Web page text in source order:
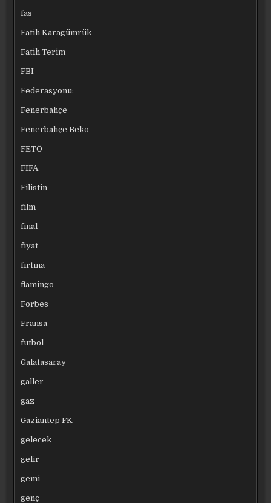
fas
Fatih Karagümrük
Fatih Terim
FBI
Federasyonu:
Fenerbahçe
Fenerbahçe Beko
FETÖ
FIFA
Filistin
film
final
fiyat
fırtına
flamingo
Forbes
Fransa
futbol
Galatasaray
galler
gaz
Gaziantep FK
gelecek
gelir
gemi
genç